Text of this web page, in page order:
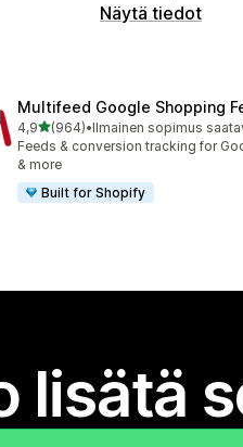
Näytä tiedot
Multifeed Google Shopping
4,9/ 5 tähteä
(964)
964 arvostelua yhteensä
•Ilmainen sopimus
Feeds & conversion tracking for
& more
Built for Shopify
lisätä